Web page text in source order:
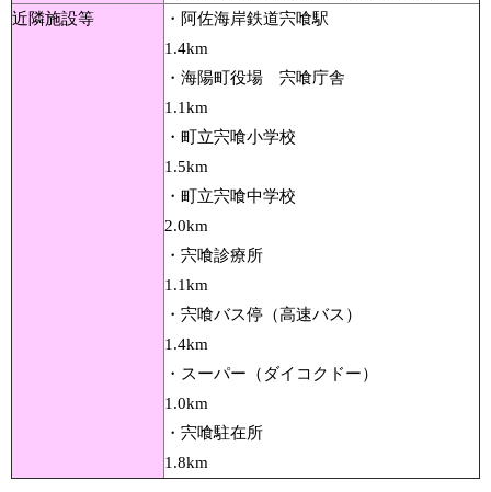
近隣施設等
・阿佐海岸鉄道宍喰駅
1.4km
・海陽町役場 宍喰庁舎
1.1km
・町立宍喰小学校
1.5km
・町立宍喰中学校
2.0km
・宍喰診療所
1.1km
・宍喰バス停（高速バス）
1.4km
・スーパー（ダイコクドー）
1.0km
・宍喰駐在所
1.8km